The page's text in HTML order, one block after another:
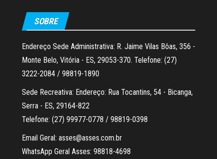
SOBRE
Endereço Sede Administrativa: R. Jaime Vilas Bôas, 356 -
Monte Belo, Vitória - ES, 29053-370. Telefone: (27)
3222-2084 / 98819-1890
Sede Recreativa: Endereço: Rua Tocantins, 54 - Bicanga,
Serra - ES, 29164-822
Telefone: (27) 99977-0778 / 98819-0398
Email Geral: asses@asses.com.br
WhatsApp Geral Asses: 98818-4698